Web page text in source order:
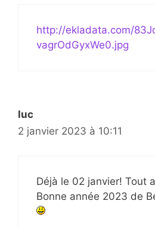
http://ekladata.com/
vagrOdGyxWe0.jpg
luc
2 janvier 2023 à 10:11
Déjà le 02 janvier! Tout
Bonne année 2023 de